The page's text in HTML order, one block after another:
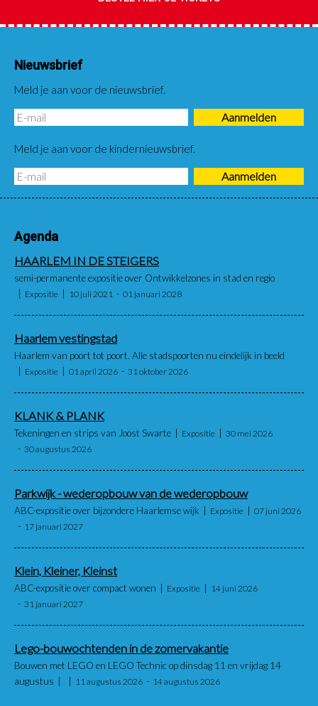
Nieuwsbrief
Meld je aan voor de nieuwsbrief.
Meld je aan voor de kindernieuwsbrief.
Agenda
HAARLEM IN DE STEIGERS
semi-permanente expositie over Ontwikkelzones in stad en regio
Expositie 10 juli 2021 01 januari 2028
Haarlem vestingstad
Haarlem van poort tot poort. Alle stadspoorten nu eindelijk in beeld
Expositie 01 april 2026 31 oktober 2026
KLANK & PLANK
Tekeningen en strips van Joost Swarte Expositie
30 mei 2026
30 augustus 2026
Parkwijk - wederopbouw van de wederopbouw
ABC-expositie over bijzondere Haarlemse wijk Expositie
07 juni 2026
17 januari 2027
Klein, Kleiner, Kleinst
ABC-expositie over compact wonen Expositie
14 juni 2026
31 januari 2027
Lego-bouwochtenden in de zomervakantie
Bouwen met LEGO en LEGO Technic op dinsdag 11 en vrijdag 14
augustus
11 augustus 2026 14 augustus 2026